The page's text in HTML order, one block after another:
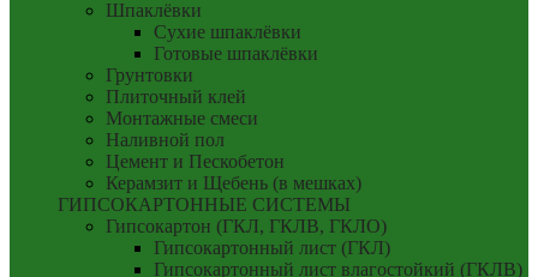
Шпаклёвки
Сухие шпаклёвки
Готовые шпаклёвки
Грунтовки
Плиточный клей
Монтажные смеси
Наливной пол
Цемент и Пескобетон
Керамзит и Щебень (в мешках)
ГИПСОКАРТОННЫЕ СИСТЕМЫ
Гипсокартон (ГКЛ, ГКЛВ, ГКЛО)
Гипсокартонный лист (ГКЛ)
Гипсокартонный лист влагостойкий (ГКЛВ)